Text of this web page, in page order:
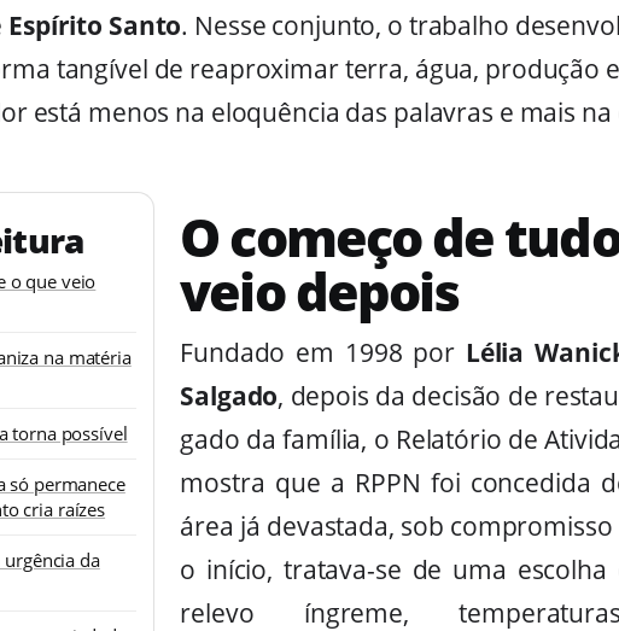
Espírito Santo. Nesse conjunto, o trabalho
tangível de reaproximar terra, água, produção
está menos na eloquência das palavras e mais
o que veio
na matéria
torna possível
só permanece
cria raízes
da
O começo de
veio depois
Fundado em 1998 por Lélia
Salgado, depois da decisão de
gado da família, o Relatório de
mostra que a RPPN foi concedida
área já devastada, sob
o início, tratava-se de uma
relevo íngreme,